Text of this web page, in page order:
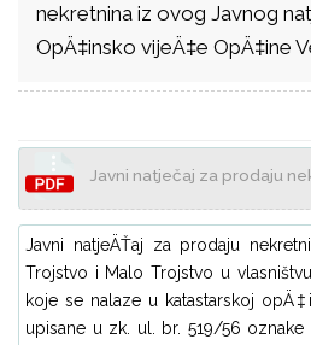
nekretnina iz ovog Javnog
OpÄ‡insko vijeÄ‡e OpÄ‡ine
Javni natječaj za prodaju
Javni natjeÄŤaj za prodaju
Trojstvo i Malo Trojstvo u
koje se nalaze u katastarskoj
upisane u zk. ul. br. 519/56